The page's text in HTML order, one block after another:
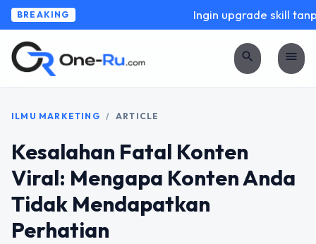
BREAKING Ingin upgrade skill
search menu
ILMU MARKETING / ARTICLE
Kesalahan Fatal Konten
Viral: Mengapa Konten Anda
Tidak Mendapatkan
Perhatian